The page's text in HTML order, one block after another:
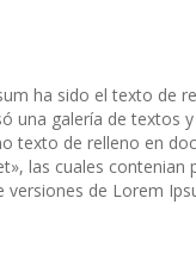
ha sido el texto de
una galería de textos
texto de relleno en
las cuales
de Lorem